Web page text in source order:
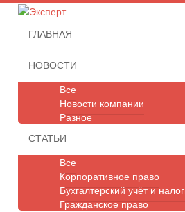
ГЛАВНАЯ
НОВОСТИ
Все
Новости компании
Разное
СТАТЬИ
Все
Корпоративное право
Бухгалтерский учёт и
Гражданское право